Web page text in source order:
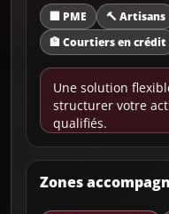
🏢 PME 🔨 Artisans
🏦 Courtiers en crédit
Une solution
structurer votre
qualifiés.
Zones